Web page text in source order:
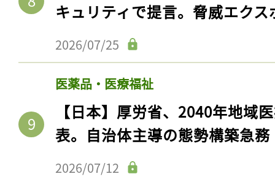
キュリティで提言。脅威エク
2026/07/25
医薬品・医療福祉
【日本】厚労省、2040年地域
表。自治体主導の態勢構築急務
2026/07/12